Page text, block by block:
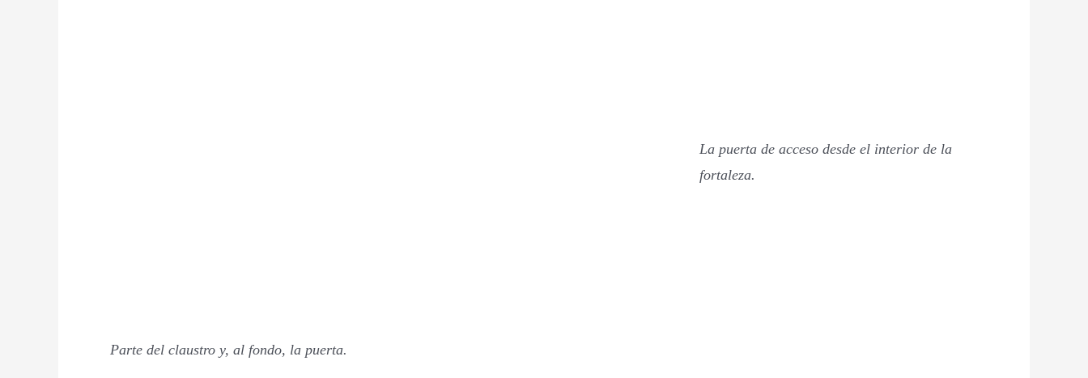
La puerta de acceso desde el interior de la
fortaleza.
Parte del claustro y, al fondo, la puerta.